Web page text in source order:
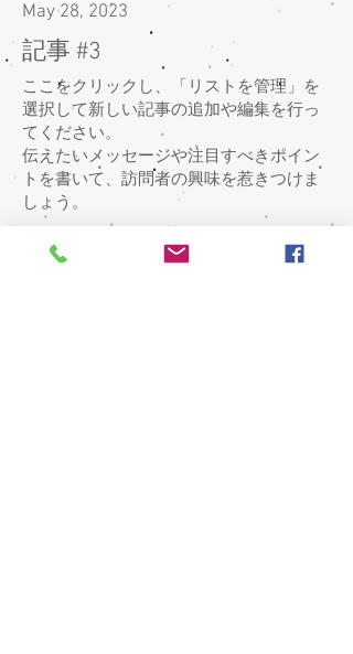
May 28, 2023
記事 #3
ここをクリックし、「リストを管理」を
選択して新しい記事の追加や編集を行っ
てください。
伝えたいメッセージや注目すべきポイン
トを書いて、訪問者の興味を惹きつけま
しょう。
詳細はこちら